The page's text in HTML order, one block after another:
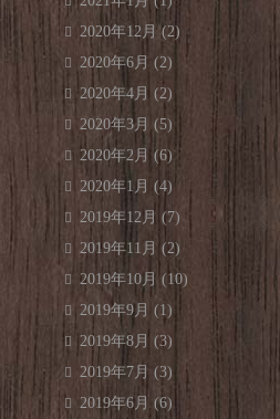
2020年12月 (2)
2020年6月 (2)
2020年4月 (2)
2020年3月 (5)
2020年2月 (6)
2020年1月 (4)
2019年12月 (7)
2019年11月 (2)
2019年10月 (10)
2019年9月 (1)
2019年8月 (3)
2019年7月 (3)
2019年6月 (6)